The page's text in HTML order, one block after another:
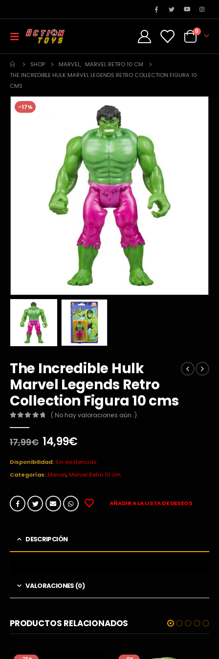
0
SHOP MARVEL, MARVEL RETRO 10 CM
THE INCREDIBLE HULK MARVEL LEGENDS RETRO COLLECTION FIGURA 10
CMS
-17%
The Incredible Hulk
Marvel Legends Retro
Collection Figura 10 cms
( No hay valoraciones aún. )
17,99€ El
original
era:
14,99€El
actual
es:
Disponibilidad: Sin existencias
Categorías:Marvel,Marvel Retro 10 cm
AÑADIR A LA LISTA DE DESEOS
DESCRIPCIÓN
VALORACIONES (0)
PRODUCTOS RELACIONADOS